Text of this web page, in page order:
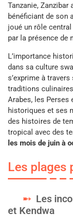
Tanzanie, Zanzibar
bénéficiant de son
joué un rôle
par la présence de
L’importance
dans sa culture
s’exprime à
traditions
Arabes, les Perses
historiques et ses
des histoires de
tropical avec des
les mois de juin à
Les plages
Les
et Kendwa